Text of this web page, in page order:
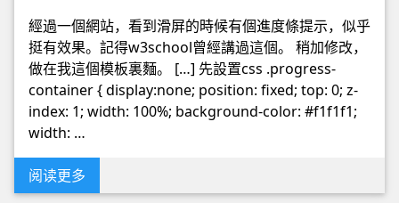
經過一個網站，看到滑屏的時候有個進度條提示，似乎
挺有效果。記得w3school曾經講過這個。 稍加修改，
做在我這個模板裏麵。 […] 先設置css .progress-
container { display:none; position: fixed; top: 0; z-
index: 1; width: 100%; background-color: #f1f1f1;
width: …
阅读更多